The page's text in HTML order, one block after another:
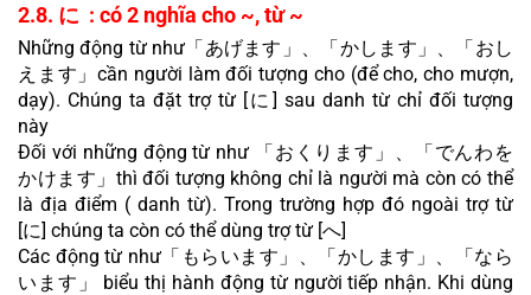
2.8. に  : có 2 nghĩa cho ~, từ ~
Những động từ như「あげます」、「かします」、「おし
えます」cần người làm đối tượng cho (để cho, cho mượn,
dạy). Chúng ta đặt trợ từ [に] sau danh từ chỉ đối tượng
này
Đối với những động từ như 「おくります」、「でんわを
かけます」thì đối tượng không chỉ là người mà còn có thể
là địa điểm ( danh từ). Trong trường hợp đó ngoài trợ từ
[に] chúng ta còn có thể dùng trợ từ [へ]
Các động từ như「もらいます」、「かします」、「なら
います」 biểu thị hành động từ người tiếp nhận. Khi dùng